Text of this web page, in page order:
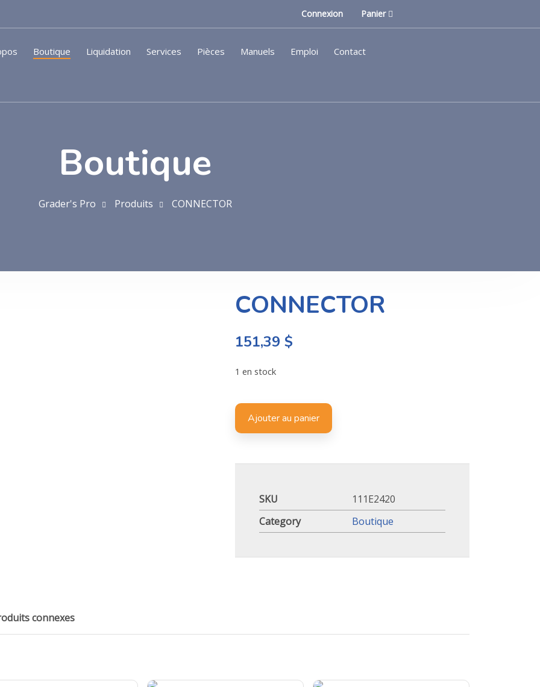
Connexion Panier
Boutique Liquidation Services Pièces Manuels Emploi Contact
Boutique
Grader's Pro Produits CONNECTOR
CONNECTOR
151,39$
1 en stock
Ajouter au panier
SKU
111E2420
Category
Boutique
connexes